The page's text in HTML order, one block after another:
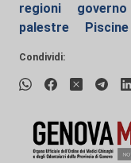
regioni governo
palestre
Piscine
Condividi: